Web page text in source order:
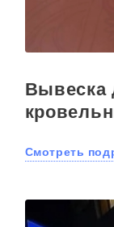
Вывеска
Смотреть